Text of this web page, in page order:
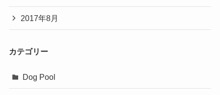
2017年8月
カテゴリー
Dog Pool